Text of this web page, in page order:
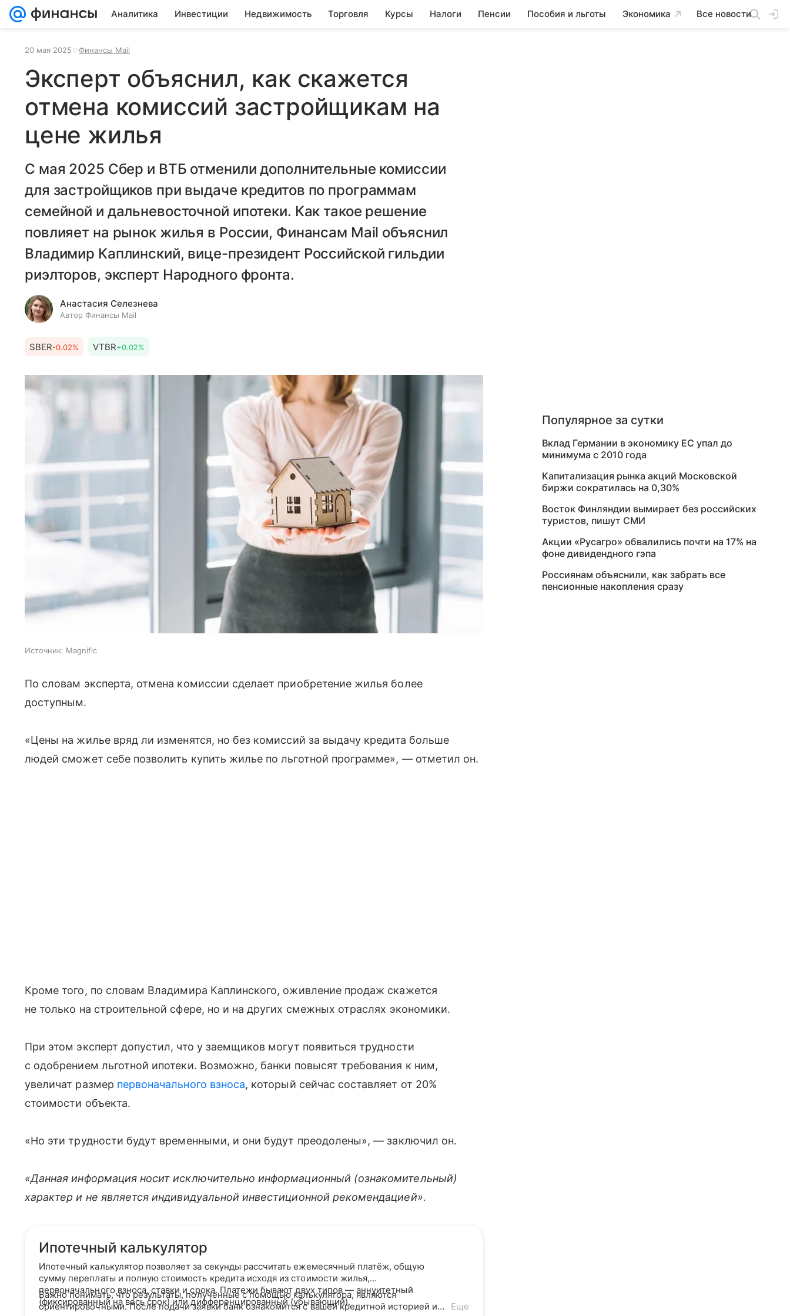
Аналитика Инвестиции Недвижимость Торговля Курсы Налоги Пенсии Пособия и льготы Экономика Все новости
20 мая 2025 Финансы Mail
Эксперт объяснил, как скажется
отмена комиссий застройщикам на
цене жилья
С мая 2025 Сбер и ВТБ отменили дополнительные комиссии
для застройщиков при выдаче кредитов по программам
семейной и дальневосточной ипотеки. Как такое решение
повлияет на рынок жилья в России, Финансам Mail объяснил
Владимир Каплинский, вице-президент Российской гильдии
риэлторов, эксперт Народного фронта.
Анастасия Селезнева
Автор Финансы Mail
SBER-0.02% VTBR+0.02%
Источник: Magnific
По словам эксперта, отмена комиссии сделает приобретение жилья более
доступным.
«Цены на жилье вряд ли изменятся, но без комиссий за выдачу кредита больше
людей сможет себе позволить купить жилье по льготной программе», — отметил он.
Кроме того, по словам Владимира Каплинского, оживление продаж скажется
не только на строительной сфере, но и на других смежных отраслях экономики.
При этом эксперт допустил, что у заемщиков могут появиться трудности
с одобрением льготной ипотеки. Возможно, банки повысят требования к ним,
увеличат размер первоначального взноса, который сейчас составляет от 20%
стоимости объекта.
«Но эти трудности будут временными, и они будут преодолены», — заключил он.
«Данная информация носит исключительно информационный (ознакомительный)
характер и не является индивидуальной инвестиционной рекомендацией».
Ипотечный калькулятор
Ипотечный калькулятор позволяет за секунды рассчитать ежемесячный платёж, общую
сумму переплаты и полную стоимость кредита исходя из стоимости жилья,
первоначального взноса, ставки и срока. Платежи бывают двух типов — аннуитетный
(фиксированный на весь срок) или дифференцированный (убывающий).
Важно понимать, что результаты, полученные с помощью калькулятора, являются
ориентировочными. После подачи заявки банк ознакомится с вашей кредитной историей и
Еще
Популярное за сутки
Вклад Германии в экономику ЕС упал до
минимума с 2010 года
Капитализация рынка акций Московской
биржи сократилась на 0,30%
Восток Финляндии вымирает без российских
туристов, пишут СМИ
Акции «Русагро» обвалились почти на 17% на
фоне дивидендного гэпа
Россиянам объяснили, как забрать все
пенсионные накопления сразу